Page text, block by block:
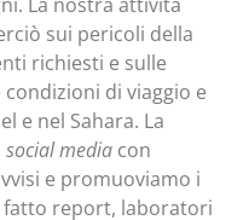
sui pericoli della
richiesti e sulle
di viaggio e
e nel Sahara. La
social media con
e promuoviamo i
report, laboratori